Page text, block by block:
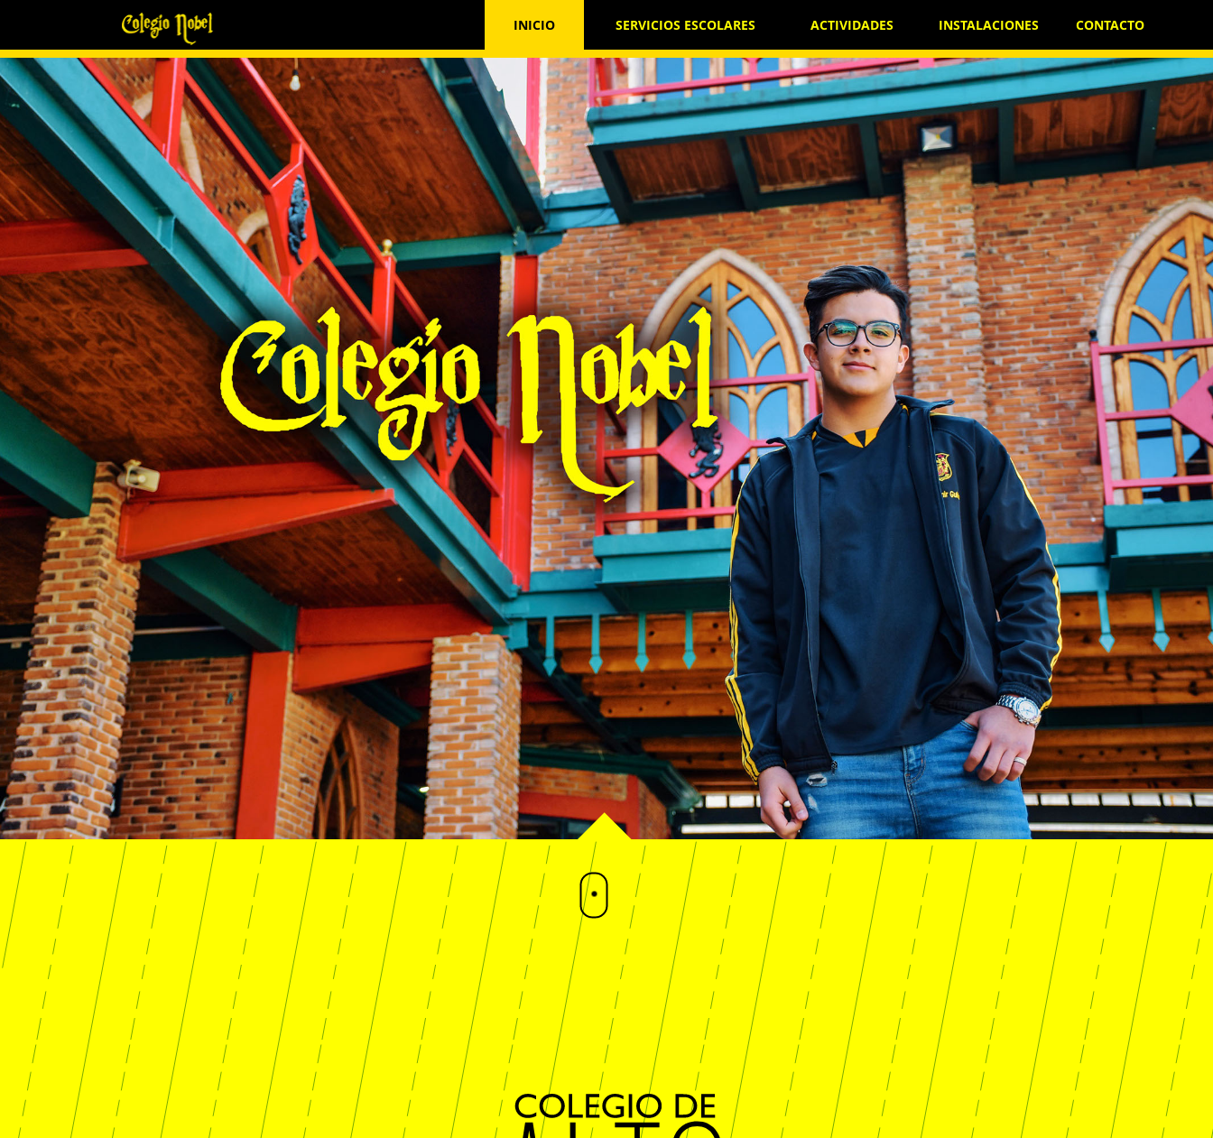
INSTALACIONES
ACTIVIDADES
SERVICIOS ESCOLARES
INICIO CONTACTO